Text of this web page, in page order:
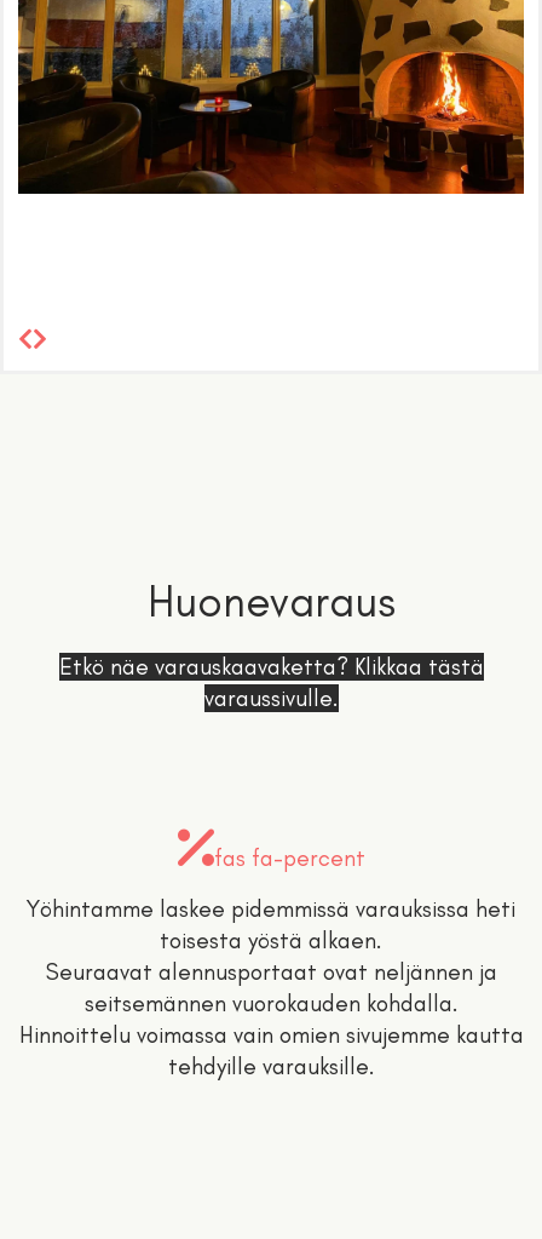
Huonevaraus
Etkö näe varauskaavaketta? Klikkaa tästä
varaussivulle.
fas fa-percent
Yöhintamme laskee pidemmissä varauksissa heti
toisesta yöstä alkaen.
Seuraavat alennusportaat ovat neljännen ja
seitsemännen vuorokauden kohdalla.
Hinnoittelu voimassa vain omien sivujemme kautta
tehdyille varauksille.